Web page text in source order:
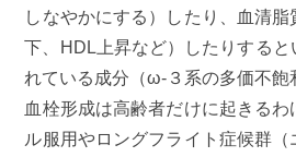
しなやかにする）したり、血清
下、HDL上昇など）したりすると
れている成分（ω-３系の多価不飽
血栓形成は高齢者だけに起きる
ル服用やロングフライト症候群